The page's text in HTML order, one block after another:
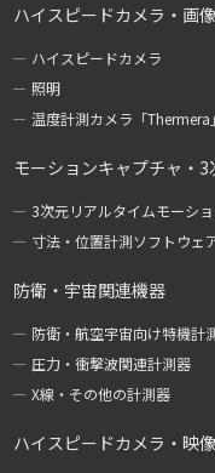
ハイスピードカメラ・画
ハイスピードカメラ
照明
温度計測カメラ「Thermera」
モーションキャプチャ・
3次元リアルタイムモーショ
寸法・位置計測ソフトウェア
防衛・宇宙関連機器
防衛・航空宇宙向け特機計
圧力・衝撃波関連計測器
X線・その他の計測器
ハイスピードカメラ・映